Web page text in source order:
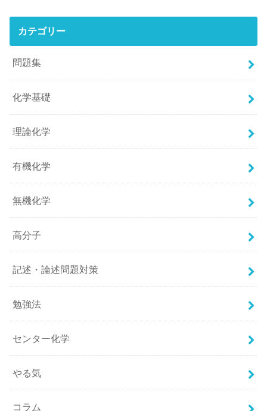
カテゴリー
問題集
化学基礎
理論化学
有機化学
無機化学
高分子
記述・論述問題対策
勉強法
センター化学
やる気
コラム